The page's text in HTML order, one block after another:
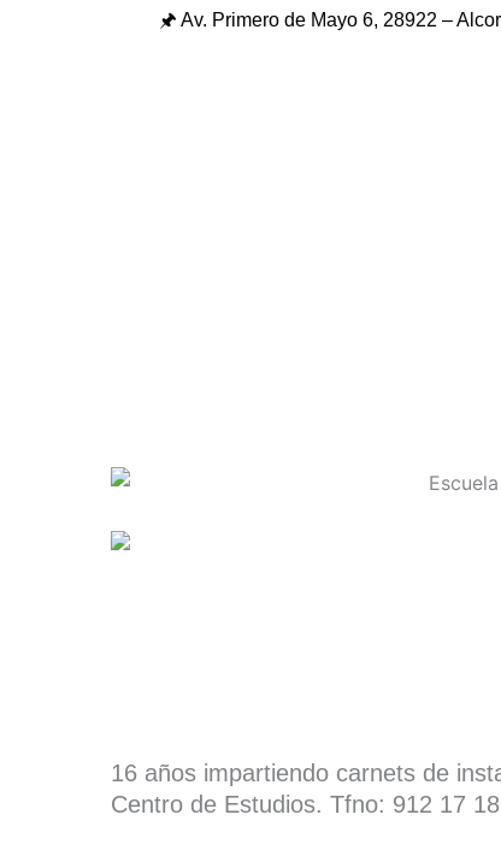
🖈 Av. Primero de Mayo 6, 28922 –
16 años impartiendo carnets de
Centro de Estudios. Tfno: 912 17